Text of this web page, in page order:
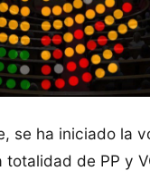
se ha iniciado la
totalidad de PP y